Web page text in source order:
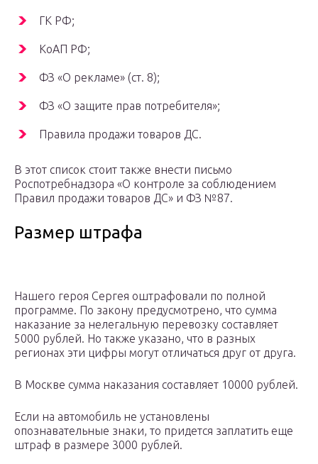
ГК РФ;
КоАП РФ;
ФЗ «О рекламе» (ст. 8);
ФЗ «О защите прав потребителя»;
Правила продажи товаров ДС.
В этот список стоит также внести письмо
Роспотребнадзора «О контроле за соблюдением
Правил продажи товаров ДС» и ФЗ №87.
Размер штрафа
Нашего героя Сергея оштрафовали по полной
программе. По закону предусмотрено, что сумма
наказание за нелегальную перевозку составляет
5000 рублей. Но также указано, что в разных
регионах эти цифры могут отличаться друг от друга.
В Москве сумма наказания составляет 10000 рублей.
Если на автомобиль не установлены
опознавательные знаки, то придется заплатить еще
штраф в размере 3000 рублей.